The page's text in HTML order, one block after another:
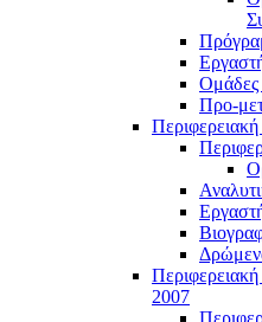
Ομάδες
Προ-
2007